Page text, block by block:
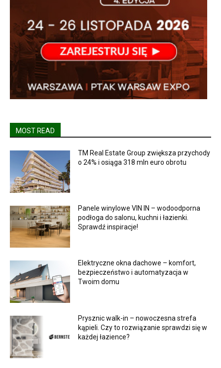
MOST READ
TM Real Estate Group zwiększa przychody
o 24% i osiąga 318 mln euro obrotu
Panele winylowe VIN IN – wodoodporna
podłoga do salonu, kuchni i łazienki.
Sprawdź inspiracje!
Elektryczne okna dachowe – komfort,
bezpieczeństwo i automatyzacja w
Twoim domu
Prysznic walk-in – nowoczesna strefa
kąpieli. Czy to rozwiązanie sprawdzi się w
każdej łazience?